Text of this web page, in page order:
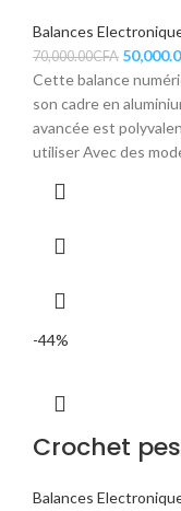
Balances
70,000.00CFA
Cette balance
son cadre en
avancée est
utiliser Avec des
-44%
Crochet
Balances